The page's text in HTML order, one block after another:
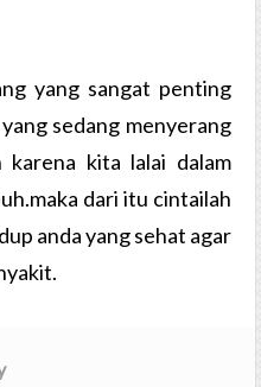
yang sangat penting
sedang menyerang
karena kita lalai dalam
dari itu cintailah
anda yang sehat agar